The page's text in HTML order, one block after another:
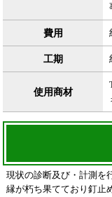
費用
工期
使用商材
現状の診断及び・計測
縁が朽ち果てており釘止